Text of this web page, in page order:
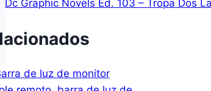
Dc Graphic Novels Ed. 103 – Tropa Dos